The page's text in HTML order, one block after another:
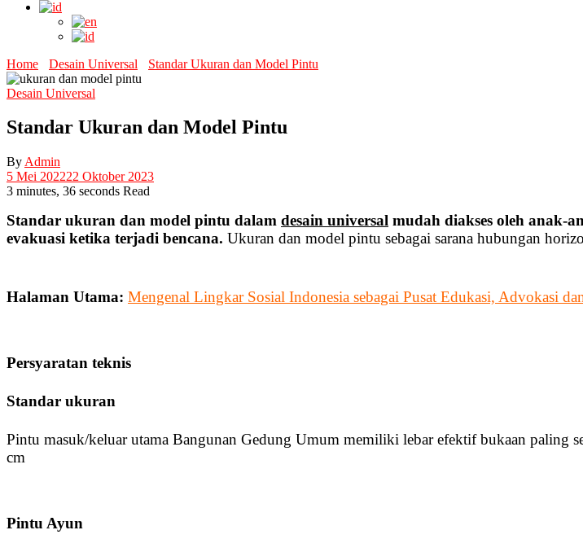
Home Desain Universal Standar Ukuran dan Model Pintu
Desain Universal
Standar Ukuran dan Model Pintu
By Admin
5 Mei 202222 Oktober 2023
3 minutes, 36 seconds Read
Standar ukuran dan model pintu dalam desain universal mudah diakses oleh anak-
evakuasi ketika terjadi bencana. Ukuran dan model pintu sebagai sarana hubungan
Halaman Utama: Mengenal Lingkar Sosial Indonesia sebagai Pusat Edukasi, Advokasi
Persyaratan teknis
Standar ukuran
Pintu masuk/keluar utama Bangunan Gedung Umum memiliki lebar efektif bukaan
cm
Pintu Ayun